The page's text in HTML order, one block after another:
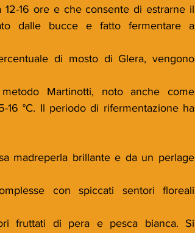
16 ore e che consente di estrarne il
dalle bucce e fatto fermentare a
di mosto di Glera, vengono
Martinotti, noto anche come
16 °C. Il periodo di rifermentazione ha
madreperla brillante e da un perlage
con spiccati sentori floreali
fruttati di pera e pesca bianca. Si